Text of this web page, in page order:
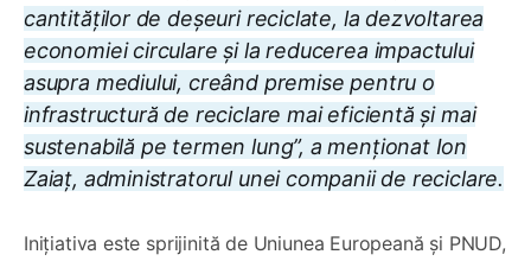
cantităților de deșeuri reciclate, la dezvoltarea
economiei circulare și la reducerea impactului
asupra mediului, creând premise pentru o
infrastructură de reciclare mai eficientă și mai
sustenabilă pe termen lung”, a menționat Ion
Zaiaț, administratorul unei companii de reciclare.
Inițiativa este sprijinită de Uniunea Europeană și PNUD,